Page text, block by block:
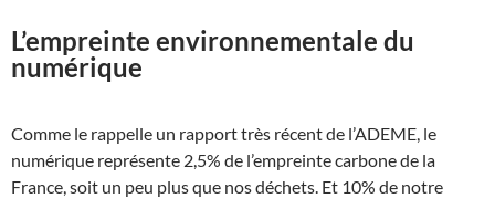
L’empreinte environnementale du
numérique
Comme le rappelle un rapport très récent de l’ADEME, le
numérique représente 2,5% de l’empreinte carbone de la
France, soit un peu plus que nos déchets. Et 10% de notre